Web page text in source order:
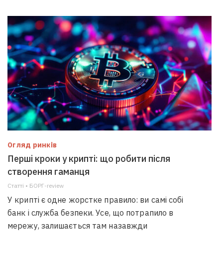
Огляд ринків
Перші кроки у крипті: що робити після
створення гаманця
Статті • БОРГ-review
У крипті є одне жорстке правило: ви самі собі
банк і служба безпеки. Усе, що потрапило в
мережу, залишається там назавжди